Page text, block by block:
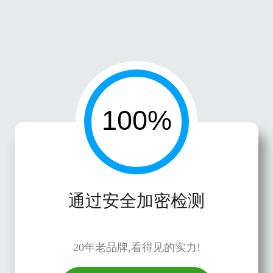
通过安全加密检测
20年老品牌,看得见的实力!